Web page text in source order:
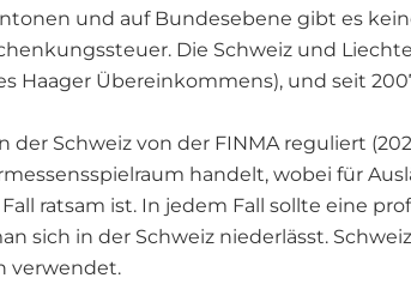
und auf Bundesebene gibt es
Die Schweiz und
Haager Übereinkommens), und seit
Schweiz von der FINMA reguliert
handelt, wobei für
ratsam ist. In jedem Fall sollte eine
sich in der Schweiz niederlässt.
verwendet.